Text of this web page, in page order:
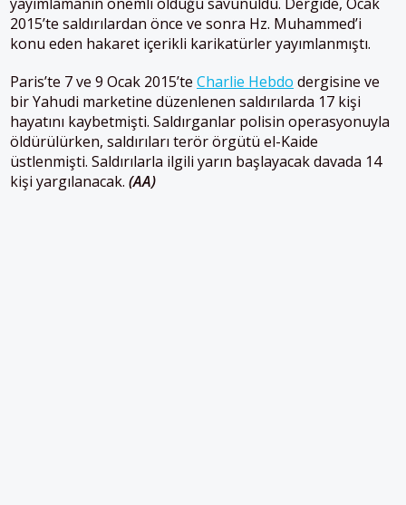
2015’te saldırılardan önce ve sonra Hz. Muhammed’i
konu eden hakaret içerikli karikatürler yayımlanmıştı.
Paris’te 7 ve 9 Ocak 2015’te Charlie Hebdo dergisine ve
bir Yahudi marketine düzenlenen saldırılarda 17 kişi
hayatını kaybetmişti. Saldırganlar polisin operasyonuyla
öldürülürken, saldırıları terör örgütü el-Kaide
üstlenmişti. Saldırılarla ilgili yarın başlayacak davada 14
kişi yargılanacak. (AA)